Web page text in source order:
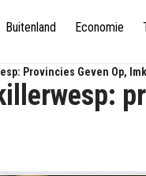
Buitenland Economie
Provincies Geven Op,